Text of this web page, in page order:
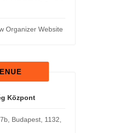
Organizer Website
Központ
, Budapest, 1132